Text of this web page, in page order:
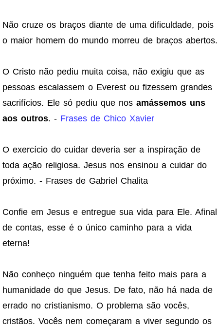
Não cruze os braços diante de uma dificuldade, pois
o maior homem do mundo morreu de braços abertos.
O Cristo não pediu muita coisa, não exigiu que as
pessoas escalassem o Everest ou fizessem grandes
sacrifícios. Ele só pediu que nos amássemos uns
aos outros. - Frases de Chico Xavier
O exercício do cuidar deveria ser a inspiração de
toda ação religiosa. Jesus nos ensinou a cuidar do
próximo. - Frases de Gabriel Chalita
Confie em Jesus e entregue sua vida para Ele. Afinal
de contas, esse é o único caminho para a vida
eterna!
Não conheço ninguém que tenha feito mais para a
humanidade do que Jesus. De fato, não há nada de
errado no cristianismo. O problema são vocês,
cristãos. Vocês nem começaram a viver segundo os